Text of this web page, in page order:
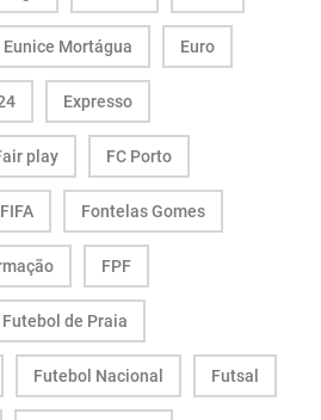
Eunice Mortágua Euro
Expresso
play FC Porto
FIFA Fontelas Gomes
FPF
Futebol de Praia
Futebol Nacional Futsal